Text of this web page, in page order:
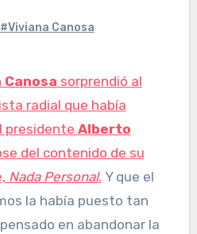
#Viviana Canosa
Canosa sorprendió al
radial que había
presidente Alberto
del contenido de su
Nada Personal. Y que el
la había puesto tan
en abandonar la